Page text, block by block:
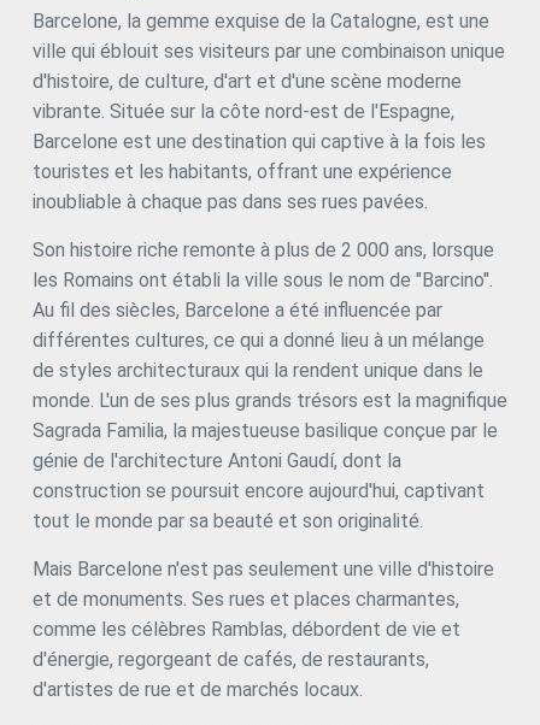
Barcelone, la gemme exquise de la Catalogne, est une
ville qui éblouit ses visiteurs par une combinaison unique
d'histoire, de culture, d'art et d'une scène moderne
vibrante. Située sur la côte nord-est de l'Espagne,
Barcelone est une destination qui captive à la fois les
touristes et les habitants, offrant une expérience
inoubliable à chaque pas dans ses rues pavées.
Son histoire riche remonte à plus de 2 000 ans, lorsque
les Romains ont établi la ville sous le nom de "Barcino".
Au fil des siècles, Barcelone a été influencée par
différentes cultures, ce qui a donné lieu à un mélange
de styles architecturaux qui la rendent unique dans le
monde. L'un de ses plus grands trésors est la magnifique
Sagrada Familia, la majestueuse basilique conçue par le
génie de l'architecture Antoni Gaudí, dont la
construction se poursuit encore aujourd'hui, captivant
tout le monde par sa beauté et son originalité.
Mais Barcelone n'est pas seulement une ville d'histoire
et de monuments. Ses rues et places charmantes,
comme les célèbres Ramblas, débordent de vie et
d'énergie, regorgeant de cafés, de restaurants,
d'artistes de rue et de marchés locaux.
Modifier les cookies
Technique et Fonctionnel
Toujours actif
Ce site Web utilise ses propres cookies pour collecter des
informations afin d'améliorer nos services. Si vous
continuez à naviguer, vous acceptez leur installation.